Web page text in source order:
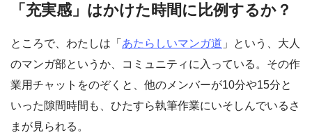
「充実感」はかけた時間に比例するか？
ところで、わたしは「 あたらしいマンガ道 」という、大人
のマンガ部というか、コミュニティに入っている。その作
業用チャットをのぞくと、他のメンバーが10分や15分と
いった隙間時間も、ひたすら執筆作業にいそしんでいるさ
まが見られる。